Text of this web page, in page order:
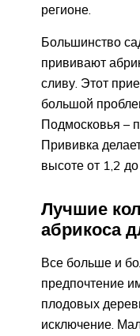
регионе.
Большинство
прививают
сливу. Этот
большой
Подмосковья –
Прививка
высоте от 1,2
Лучшие
абрикоса
Все больше и
предпочтение
плодовых
исключение.